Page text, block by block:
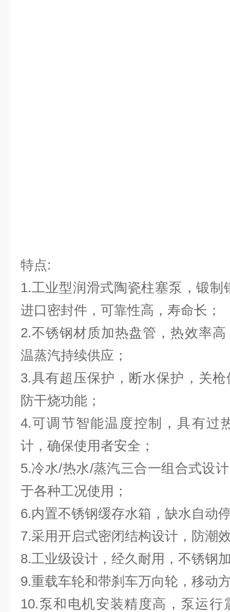
特点:
1.工业型润滑式陶瓷柱塞泵，锻
进口密封件，可靠性高，寿命长；
2.不锈钢材质加热盘管，热效率
温蒸汽持续供应；
3.具有超压保护，断水保护，关
防干烧功能；
4.可调节智能温度控制，具有过
计，确保使用者安全；
5.冷水/热水/蒸汽三合一组合式设
于各种工况使用；
6.内置不锈钢缓存水箱，缺水自动
7.采用开启式密闭结构设计，防潮
8.工业级设计，经久耐用，不锈钢
9.重载车轮和带刹车万向轮，移动
10.泵和电机安装精度高，泵运行